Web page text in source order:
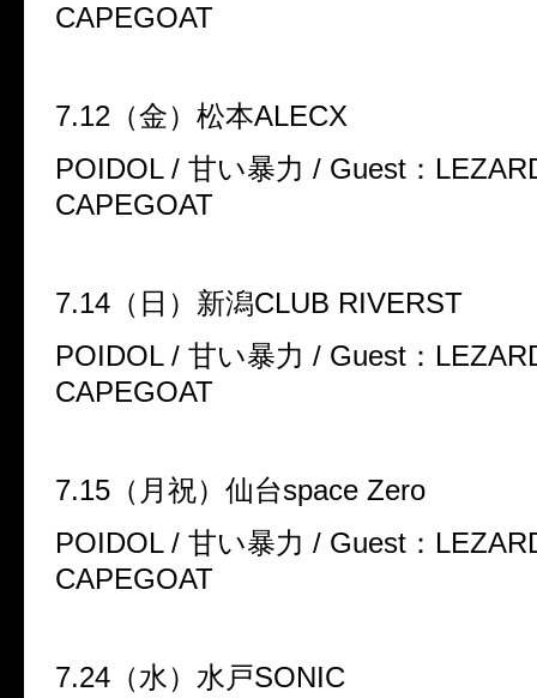
CAPEGOAT
7.12 （金）松本ALECX
POIDOL / 甘い暴力 / Guest ：
CAPEGOAT
7.14 （日）新潟CLUB RIVERST
POIDOL / 甘い暴力 / Guest ：
CAPEGOAT
7.15 （月祝）仙台space Zero
POIDOL / 甘い暴力 / Guest ：
CAPEGOAT
7.24 （水）水戸SONIC